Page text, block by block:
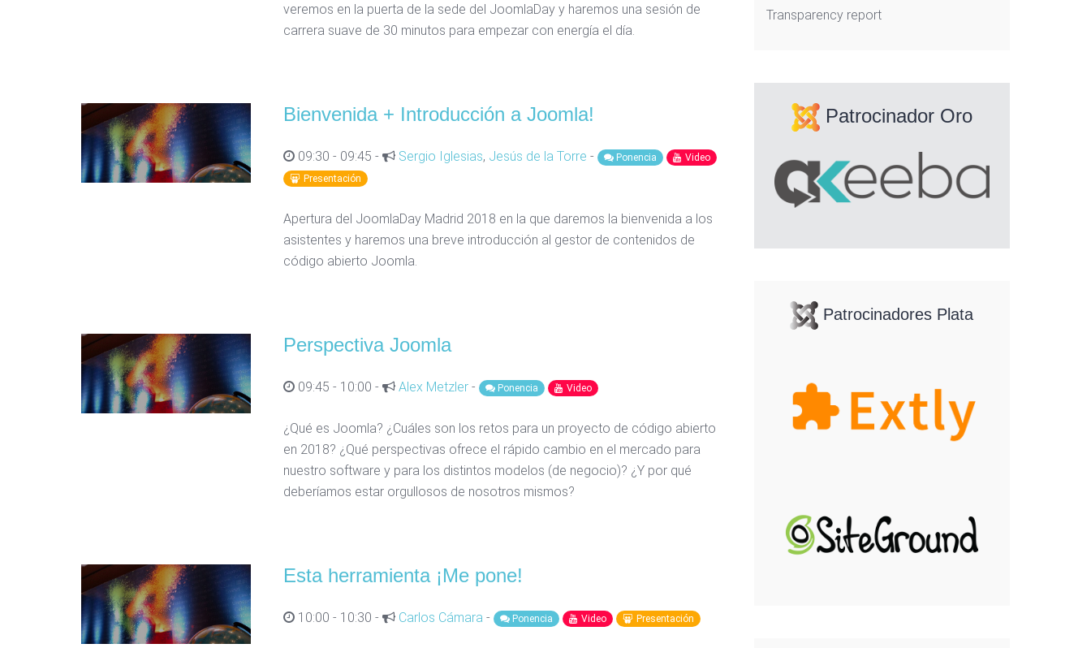
veremos en la puerta de la sede del JoomlaDay y haremos una sesión de
carrera suave de 30 minutos para empezar con energía el día.
Bienvenida + Introducción a Joomla!
09:30 - 09:45 - Sergio Iglesias, Jesús de la Torre - Ponencia
Video
Presentación
Apertura del JoomlaDay Madrid 2018 en la que daremos la bienvenida a los
asistentes y haremos una breve introducción al gestor de contenidos de
código abierto Joomla.
Perspectiva Joomla
09:45 - 10:00 - Alex Metzler- Ponencia Video
¿Qué es Joomla? ¿Cuáles son los retos para un proyecto de código abierto
en 2018? ¿Qué perspectivas ofrece el rápido cambio en el mercado para
nuestro software y para los distintos modelos (de negocio)? ¿Y por qué
deberíamos estar orgullosos de nosotros mismos?
Esta herramienta ¡Me pone!
10:00 - 10:30 - Carlos Cámara - Ponencia Video Presentación
Transparency report
Patrocinador Oro
Patrocinadores Plata